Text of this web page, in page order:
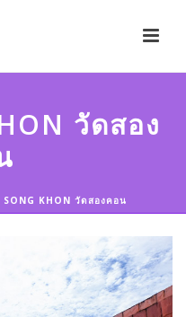
วัดสอง
KHON วัดสองคอน